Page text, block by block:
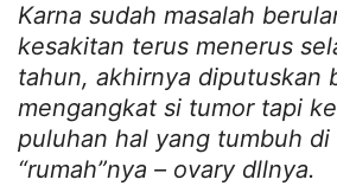
Karna sudah masalah
kesakitan terus menerus
tahun, akhirnya diputuskan
mengangkat si tumor tapi
puluhan hal yang tumbuh di
“rumah”nya – ovary dllnya.